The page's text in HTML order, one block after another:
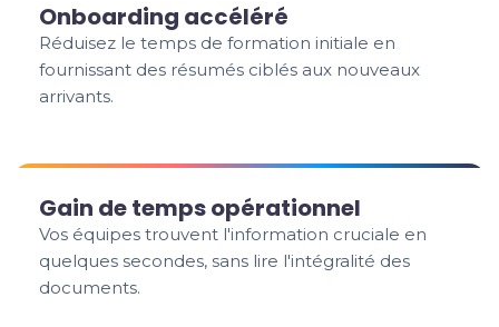
Onboarding accéléré
Réduisez le temps de formation initiale en
fournissant des résumés ciblés aux nouveaux
arrivants.
Gain de temps opérationnel
Vos équipes trouvent l'information cruciale en
quelques secondes, sans lire l'intégralité des
documents.